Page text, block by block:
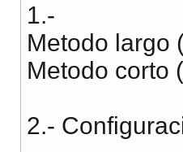
1.-
Metodo largo
Metodo corto
2.-